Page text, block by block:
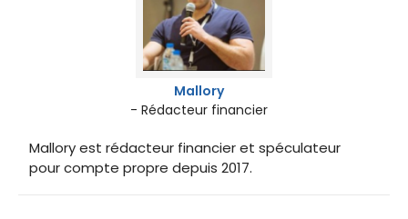
Mallory
- Rédacteur financier
Mallory est rédacteur financier et spéculateur
pour compte propre depuis 2017.